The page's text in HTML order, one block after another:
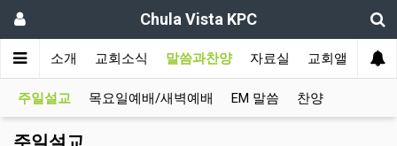
Chula Vista KPC
교회소개 교회소식 말씀과찬양 자료실 교회앨범
주일설교 목요일예배/새벽예배 EM 말씀 찬양
주일설교